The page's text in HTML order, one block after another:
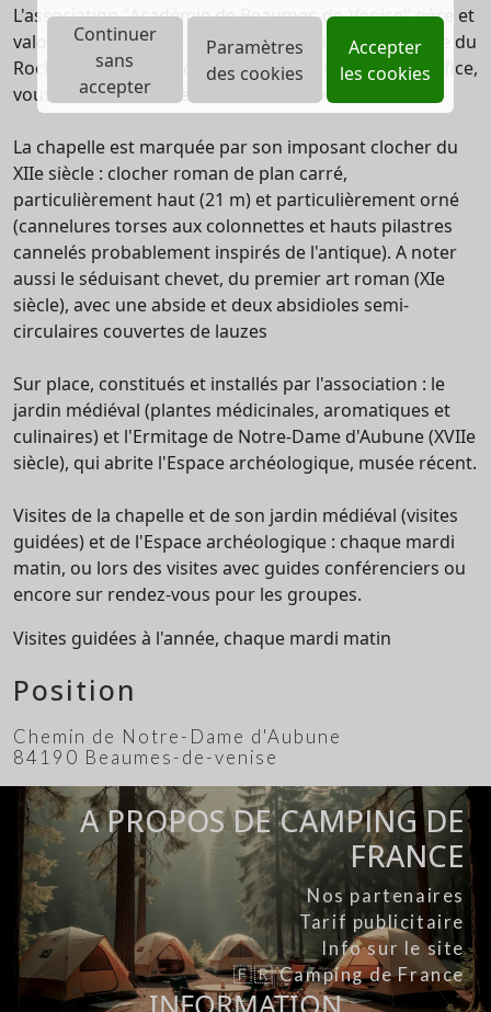
Continuer
sans
accepter
Paramètres
des cookies
Accepter
les cookies
L'association "Académie de Beaumes-de-Venise" gère et
valorise le site et elle organise des visites. La légende du
Rocher du Diable, rocher menaçant qui domine l'édifice,
vous sera sans doute contée lors de votre visite.
La chapelle est marquée par son imposant clocher du
XIIe siècle : clocher roman de plan carré,
particulièrement haut (21 m) et particulièrement orné
(cannelures torses aux colonnettes et hauts pilastres
cannelés probablement inspirés de l'antique). A noter
aussi le séduisant chevet, du premier art roman (XIe
siècle), avec une abside et deux absidioles semi-
circulaires couvertes de lauzes
Sur place, constitués et installés par l'association : le
jardin médiéval (plantes médicinales, aromatiques et
culinaires) et l'Ermitage de Notre-Dame d'Aubune (XVIIe
siècle), qui abrite l'Espace archéologique, musée récent.
Visites de la chapelle et de son jardin médiéval (visites
guidées) et de l'Espace archéologique : chaque mardi
matin, ou lors des visites avec guides conférenciers ou
encore sur rendez-vous pour les groupes.
Visites guidées à l'année, chaque mardi matin
Position
Chemin de Notre-Dame d'Aubune
84190 Beaumes-de-venise
A PROPOS DE CAMPING DE
FRANCE
Nos partenaires
Tarif publicitaire
Info sur le site
🇫🇷 Camping de France
INFORMATION